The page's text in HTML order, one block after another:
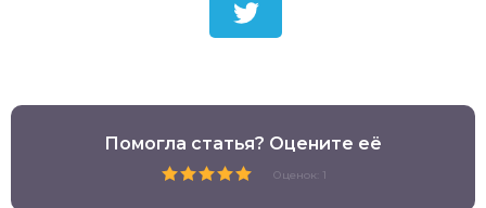
Помогла статья? Оцените её
Оценок: 1